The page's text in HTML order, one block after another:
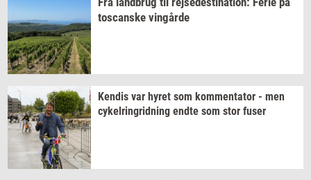
toscan­ske vin­går­de
Ken­dis var hyret som kom­men­ta­tor - men
cy­kel­rin­grid­ning endte som stor fuser